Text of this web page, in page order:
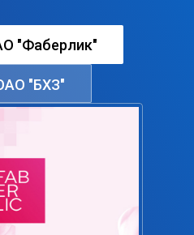
"Фаберлик"
"БХЗ"